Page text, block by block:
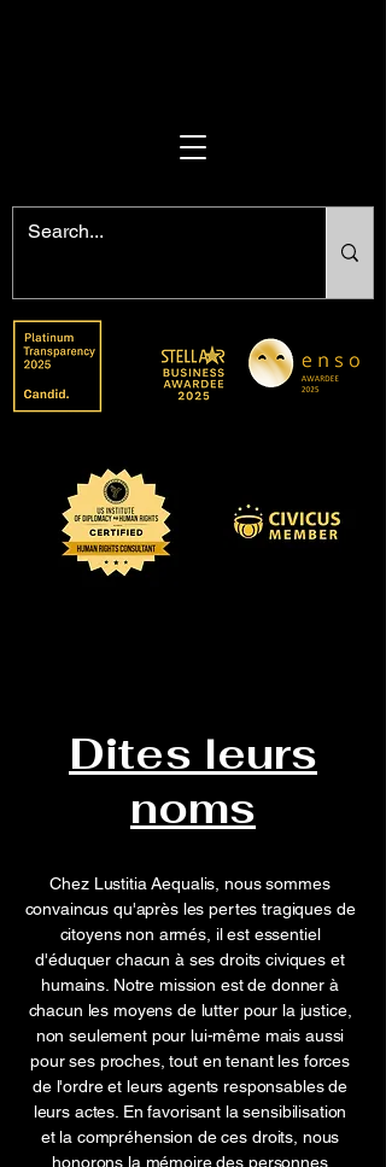
Dites leurs
noms
Chez Lustitia Aequalis, nous sommes
convaincus qu'après les pertes tragiques de
citoyens non armés, il est essentiel
d'éduquer chacun à ses droits civiques et
humains. Notre mission est de donner à
chacun les moyens de lutter pour la justice,
non seulement pour lui-même mais aussi
pour ses proches, tout en tenant les forces
de l'ordre et leurs agents responsables de
leurs actes. En favorisant la sensibilisation
et la compréhension de ces droits, nous
honorons la mémoire des personnes